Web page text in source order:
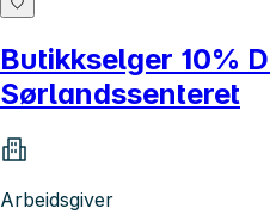
Butikkselger 10%
Sørlandssenteret
Arbeidsgiver